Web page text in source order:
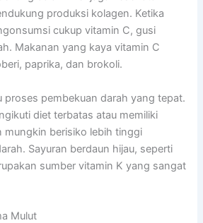
produksi kolagen. Ketika
cukup vitamin C, gusi
Makanan yang kaya vitamin C
paprika, dan brokoli.
proses pembekuan darah yang tepat.
diet terbatas atau memiliki
mungkin berisiko lebih tinggi
Sayuran berdaun hijau, seperti
sumber vitamin K yang sangat
Mulut